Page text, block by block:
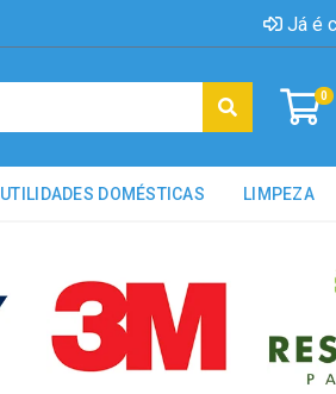
Já é
0
UTILIDADES DOMÉSTICAS LIMPEZA